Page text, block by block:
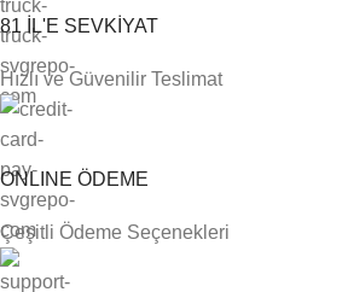
81 İL'E SEVKİYAT
Hızlı ve Güvenilir Teslimat
ONLINE ÖDEME
Çeşitli Ödeme Seçenekleri